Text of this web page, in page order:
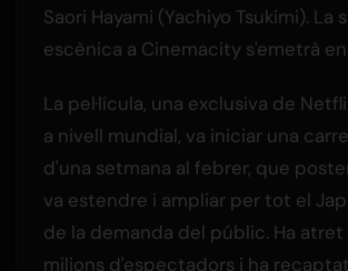
Saori Hayami (Yachiyo Tsukimi). La
escènica a Cinemacity s'emetrà
La pel·lícula, una exclusiva de
a nivell mundial, va iniciar una
d'una setmana al febrer, que
va estendre i ampliar per tot el
de la demanda del públic. Ha atret
milions d'espectadors i ha